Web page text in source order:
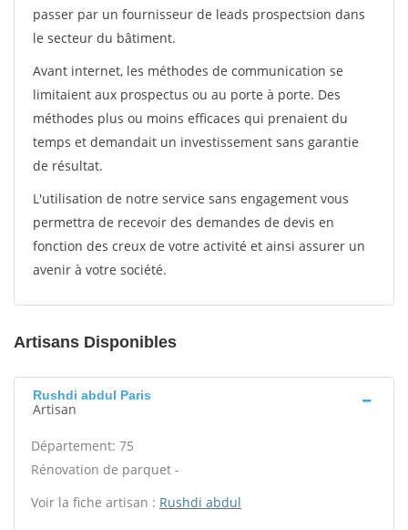
passer par un fournisseur de leads prospectsion dans
le secteur du bâtiment.
Avant internet, les méthodes de communication se
limitaient aux prospectus ou au porte à porte. Des
méthodes plus ou moins efficaces qui prenaient du
temps et demandait un investissement sans garantie
de résultat.
L'utilisation de notre service sans engagement vous
permettra de recevoir des demandes de devis en
fonction des creux de votre activité et ainsi assurer un
avenir à votre société.
Artisans Disponibles
Rushdi abdul Paris
Artisan
Département: 75
Rénovation de parquet -
Voir la fiche artisan : Rushdi abdul